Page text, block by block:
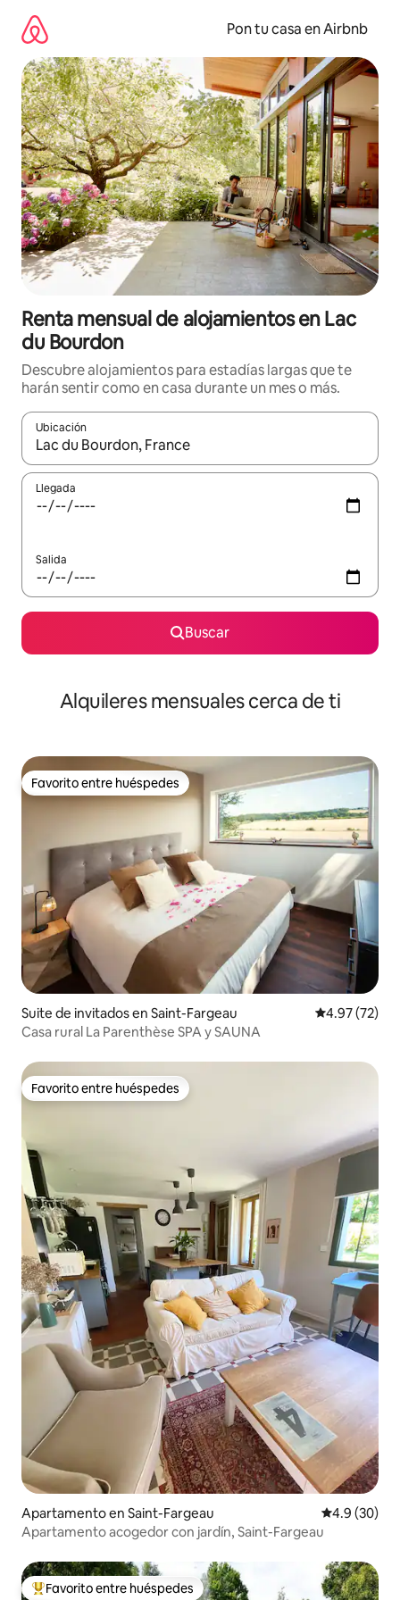
contenido
Pon tu casa en Airbnb
Renta mensual de alojamientos en Lac
du Bourdon
Descubre alojamientos para estadías largas que te
harán sentir como en casa durante un mes o más.
Ubicación
Cuando los resultados estén disponibles, navega con las
Llegada
Salida
Buscar
Alquileres mensuales cerca de ti
Favorito entre huéspedes
Favorito entre huéspedes
Suite de invitados en Saint-Fargeau Calificación
4.97 (72)
Casa rural La Parenthèse SPA y SAUNA
Favorito entre huéspedes
Favorito entre huéspedes
Apartamento en Saint-Fargeau Calificación
4.9 (30)
Apartamento acogedor con jardín, Saint-Fargeau
Favorito entre huéspedes preferido
Favorito entre huéspedes